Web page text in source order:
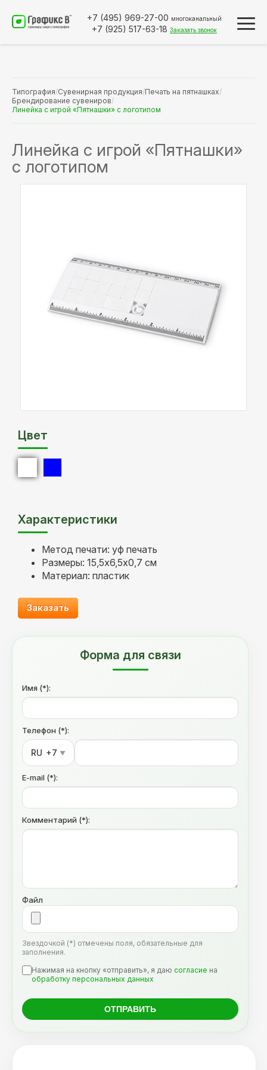
+7 (495) 969-27-00 многоканальный
+7 (925) 517-63-18 Заказать звонок
Типография/Сувенирная продукция/Печать на пятнашках/
Брендирование сувениров/
Линейка с игрой «Пятнашки» с логотипом
Линейка с игрой «Пятнашки»
с логотипом
Цвет
Характеристики
Метод печати: уф печать
Размеры: 15,5х6,5х0,7 см
Материал: пластик
Заказать
Форма для связи
Имя (*):
Телефон (*):
RU +7 ▼
E-mail (*):
Комментарий (*):
Файл
Звездочкой (*) отмечены поля, обязательные для
заполнения.
Нажимая на кнопку «отправить», я даю согласие на
обработку персональных данных